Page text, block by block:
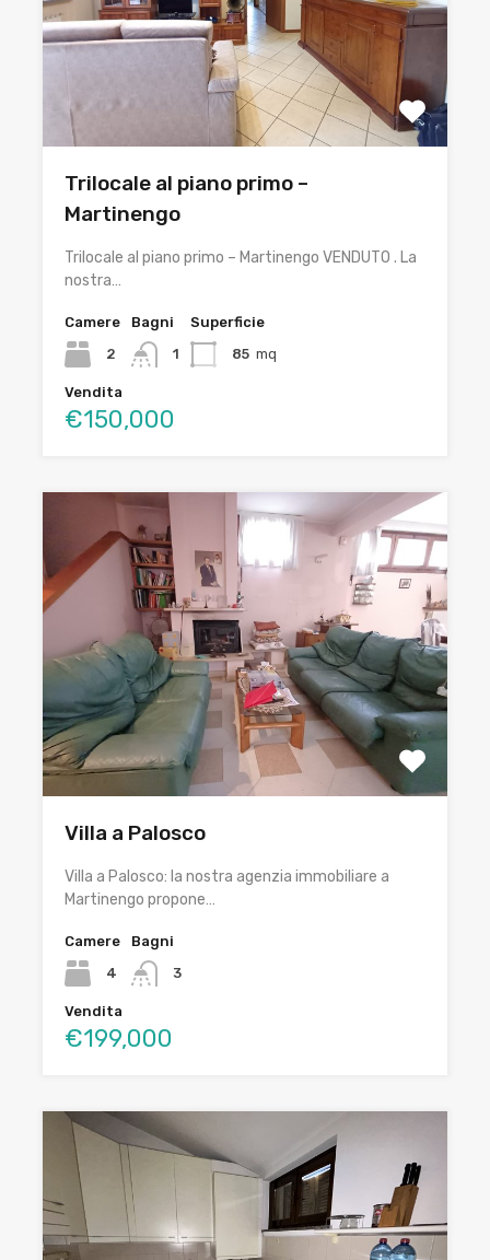
Trilocale al piano primo –
Martinengo
Trilocale al piano primo – Martinengo VENDUTO . La
nostra…
Camere
2
Bagni
1
Superficie
85 mq
Vendita
€150,000
Villa a Palosco
Villa a Palosco: la nostra agenzia immobiliare a
Martinengo propone…
Camere
4
Bagni
3
Vendita
€199,000